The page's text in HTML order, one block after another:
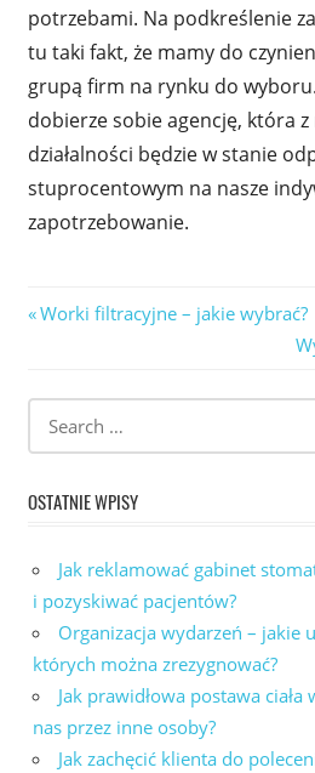
potrzebami. Na podkreślenie
tu taki fakt, że mamy do
grupą firm na rynku do
dobierze sobie agencję, która
działalności będzie w stanie
stuprocentowym na nasze
zapotrzebowanie.
Nawigacja
Previous
Worki filtracyjne – jakie wybrać?
OSTATNIE WPISY
Jak reklamować gabinet
i pozyskiwać pacjentów?
Organizacja wydarzeń – jakie
których można zrezygnować?
Jak prawidłowa postawa
nas przez inne osoby?
Jak zachęcić klienta do